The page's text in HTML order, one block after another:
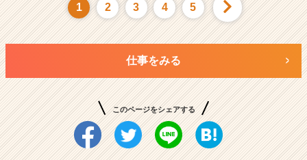
1 2 3 4 5
仕事をみる
このページをシェアする